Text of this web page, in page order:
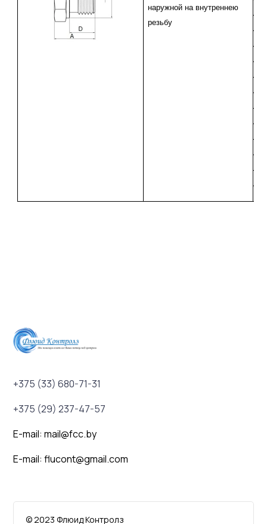
наружной на внутреннею
резьбу
+375 (33) 680-71-31
+375 (29) 237-47-57
E-mail: mail@fcc.by
E-mail: flucont@gmail.com
© 2023 Флюид Контролз